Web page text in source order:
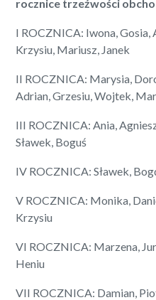
rocznice trzeźwości
I ROCZNICA: Iwona, Gosia,
Krzysiu, Mariusz, Janek
II ROCZNICA: Marysia,
Adrian, Grzesiu, Wojtek,
III ROCZNICA: Ania,
Sławek, Boguś
IV ROCZNICA: Sławek,
V ROCZNICA: Monika,
Krzysiu
VI ROCZNICA: Marzena,
Heniu
VII ROCZNICA: Damian,